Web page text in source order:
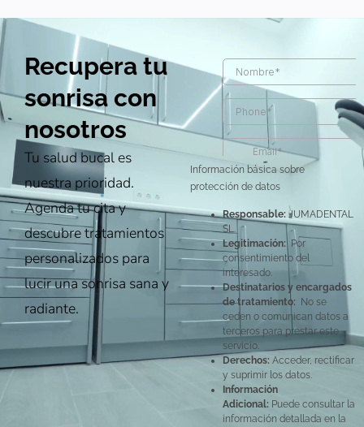
Recupera tu
sonrisa con
nosotros
Tu salud bucal es
nuestra prioridad.
Agenda tu cita y
descubre tratamientos
personalizados para
lucir una sonrisa sana y
radiante.
Información básica sobre
protección de datos
Responsable: JUMADENTAL
SL.
Legitimación: Por
consentimiento del
interesado.
Destinatarios y encargados
de tratamiento:
No se
ceden o comunican datos a
terceros para prestar este
servicio.
Derechos: Acceder, rectificar
y suprimir los datos.
Información
Adicional: Puede consultar la
información detallada en la